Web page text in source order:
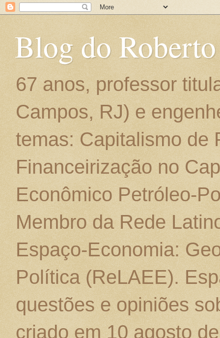
Blog do
67 anos, professor
Campos, RJ) e
temas: Capitalismo de
Financeirização no
Econômico Petróleo-
Membro da Rede
Espaço-Economia:
Política (ReLAEE).
questões e opiniões
criado em 10 agosto